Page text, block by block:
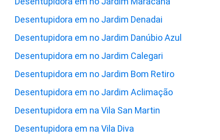
Desentupidora em no Jardim Denadai
Desentupidora em no Jardim Danúbio Azul
Desentupidora em no Jardim Calegari
Desentupidora em no Jardim Bom Retiro
Desentupidora em no Jardim Aclimação
Desentupidora em na Vila San Martin
Desentupidora em na Vila Diva